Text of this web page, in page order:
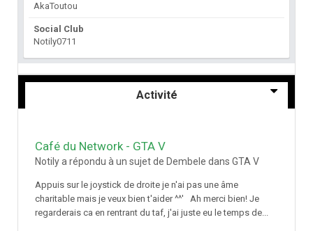
AkaToutou
Social Club
Notily0711
Activité
Café du Network - GTA V
Notily a répondu à un sujet de Dembele dans GTA V
Appuis sur le joystick de droite je n'ai pas une âme
charitable mais je veux bien t'aider ^^' Ah merci bien! Je
regarderais ca en rentrant du taf, j'ai juste eu le temps de...